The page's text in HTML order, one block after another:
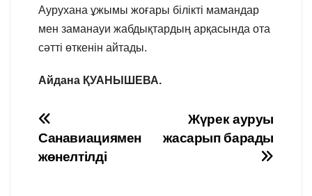
Аурухана ұжымы жоғары білікті мамандар
мен заманауи жабдықтардың арқасында ота
сәтті өткенін айтады.
Айдана ҚУАНЫШЕВА.
Навигация
по
Жүрек ауруы
жасарып барады
Санавиациямен
жөнелтілді